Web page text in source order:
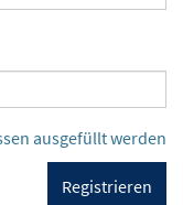
ausgefüllt werden
Registrieren